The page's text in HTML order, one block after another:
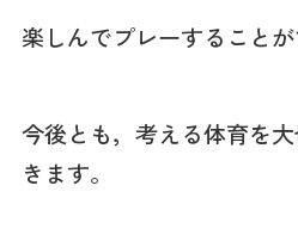
楽しんでプレーすることが
今後とも，考える体育を
きます。